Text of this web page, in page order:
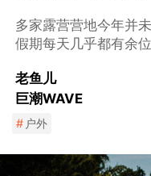
多家露营营地今年并
假期每天几乎都有余位
老鱼儿
巨潮WAVE
# 户外